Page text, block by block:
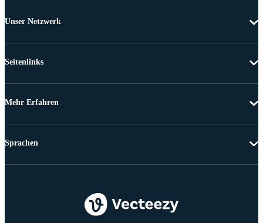
Unser Netzwerk
Seitenlinks
Mehr Erfahren
Sprachen